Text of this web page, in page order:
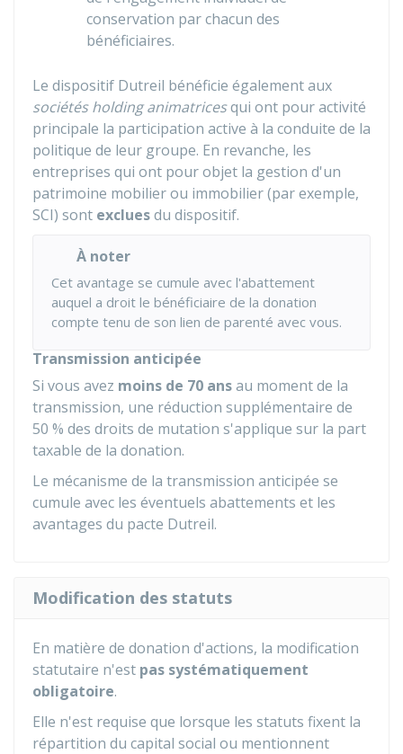
conservation par chacun des
bénéficiaires.
Le dispositif Dutreil bénéficie également aux
sociétés holding animatricesqui ont pour activité
principale la participation active à la conduite de la
politique de leur groupe. En revanche, les
entreprises qui ont pour objet la gestion d'un
patrimoine mobilier ou immobilier (par exemple,
SCI) sont excluesdu dispositif.
À noter
Cet avantage se cumule avec l'abattement
auquel a droit le bénéficiaire de la donation
compte tenu de son lien de parenté avec vous.
Transmission anticipée
Si vous avez moins de 70 ansau moment de la
transmission, une réduction supplémentaire de
50 % des droits de mutation s'applique sur la part
taxable de la donation.
Le mécanisme de la transmission anticipée se
cumule avec les éventuels abattements et les
avantages du pacte Dutreil.
Modification des statuts
En matière de donation d'actions, la modification
statutaire n'est pas systématiquement
obligatoire.
Elle n'est requise que lorsque les statuts fixent la
répartition du capital social ou mentionnent